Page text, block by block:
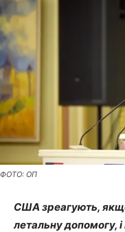
ФОТО: ОП
США зреагують,
летальну допомогу,